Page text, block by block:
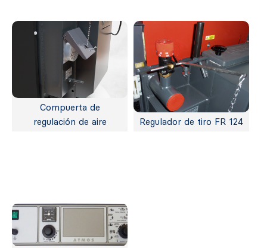
Compuerta de
regulación de aire
Regulador de tiro FR 124